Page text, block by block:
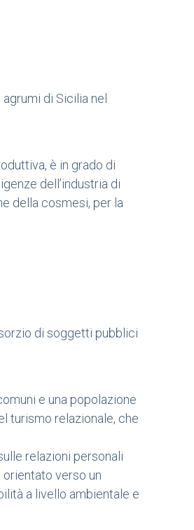
di Sicilia nel
è in grado di
dell’industria di
della cosmesi, per la
di soggetti pubblici
e una popolazione
turismo relazionale, che
relazioni personali
verso un
a livello ambientale e